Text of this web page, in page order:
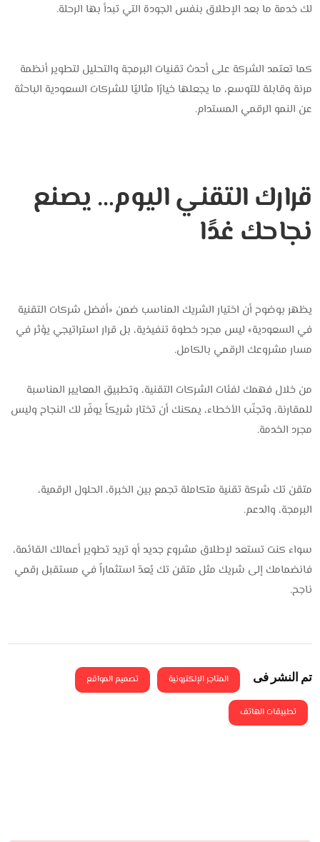
لك خدمة ما بعد الإطلاق بنفس الجودة التي تبدأ بها الرحلة.
كما تعتمد الشركة على أحدث تقنيات البرمجة والتحليل لتطوير أنظمة
مرنة وقابلة للتوسع، ما يجعلها خيارًا مثاليًا للشركات السعودية الباحثة
عن النمو الرقمي المستدام.
قرارك التقني اليوم… يصنع
نجاحك غدًا
يظهر بوضوح أن اختيار الشريك المناسب ضمن «أفضل شركات التقنية
في السعودية» ليس مجرد خطوة تنفيذية، بل قرار استراتيجي يؤثر في
مسار مشروعك الرقمي بالكامل.
من خلال فهمك لفئات الشركات التقنية، وتطبيق المعايير المناسبة
للمقارنة، وتجنّب الأخطاء، يمكنك أن تختار شريكاً يوفّر لك النجاح وليس
مجرد الخدمة.
‎متقن تك شركة تقنية متكاملة تجمع بين الخبرة، الحلول الرقمية،
البرمجة، والدعم.
سواء كنت تستعد لإطلاق مشروع جديد أو تريد تطوير أعمالك القائمة،
فانضمامك إلى شريك مثل متقن تك يُعدّ استثماراً في مستقبل رقمي
ناجح.
تم النشر فى المتاجر الإلكترونية تصميم المواقع
تطبيقات الهاتف